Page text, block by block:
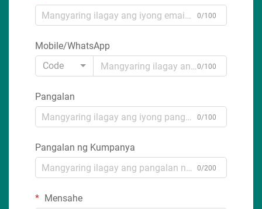
0/100
Mobile/WhatsApp
Code
0/100
Pangalan
0/100
Pangalan ng Kumpanya
0/200
Mensahe